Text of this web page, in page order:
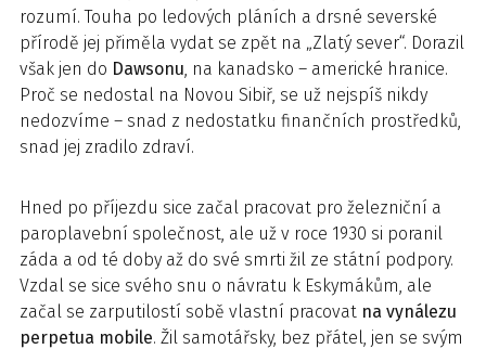
rozumí. Touha po ledových pláních a drsné severské
přírodě jej přiměla vydat se zpět na „Zlatý sever“. Dorazil
však jen do Dawsonu, na kanadsko – americké hranice.
Proč se nedostal na Novou Sibiř, se už nejspíš nikdy
nedozvíme – snad z nedostatku finančních prostředků,
snad jej zradilo zdraví.
Hned po příjezdu sice začal pracovat pro železniční a
paroplavební společnost, ale už v roce 1930 si poranil
záda a od té doby až do své smrti žil ze státní podpory.
Vzdal se sice svého snu o návratu k Eskymákům, ale
začal se zarputilostí sobě vlastní pracovat na vynálezu
perpetua mobile. Žil samotářsky, bez přátel, jen se svým